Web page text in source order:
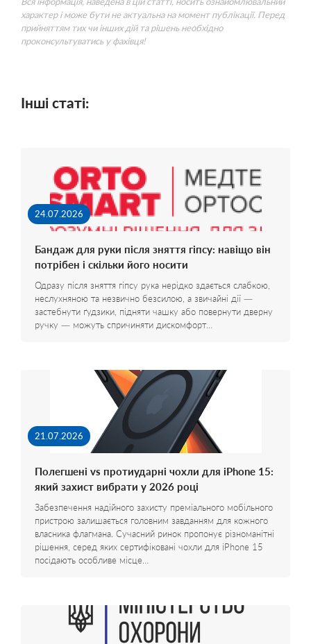
характер і може бути не актуальна на момент публікації. Перед
прийняттям тих чи інших дій та рішень необхідно
проконсультуватись у фахівця!
Інші статі:
24.07.2026
Бандаж для руки після зняття гіпсу: навіщо він
потрібен і скільки його носити
Одразу після зняття гіпсу рука нерідко здається слабкою,
неслухняною та незвично безсилою, а звичайні дії —
застебнути ґудзики, підняти чашку або повернути дверну
ручку — можуть спричиняти дискомфорт…
21.07.2026
Полегшені vs протиударні чохли для iPhone 15:
який захист вибрати у 2026 році
Забезпечення надійного захисту преміального мобільного
пристрою залишається головним завданням для кожного
власника флагмана. Сучасний ринок пропонує різноманітні
рішення, серед яких сертифіковані чохли для iPhone 15
посідають особливе місце…